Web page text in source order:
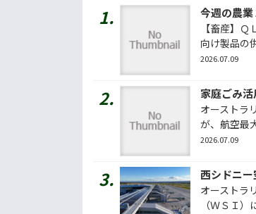
【畜産】
向け製品の
2026.07.09
家庭ごみ
オーストラ
が、航空最
2026.07.09
西シドニ
オーストラ
（ＷＳＩ